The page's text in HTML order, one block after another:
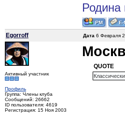
Родина
Egorroff Дата 6 Февраля
Активный участник
Профиль
Группа: Члены клуба
Сообщений: 26662
ID пользователя: 4619
Регистрация: 15 Ноя 2003
QUOTE